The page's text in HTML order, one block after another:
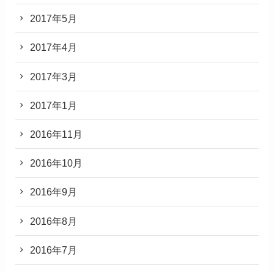
2017年5月
2017年4月
2017年3月
2017年1月
2016年11月
2016年10月
2016年9月
2016年8月
2016年7月